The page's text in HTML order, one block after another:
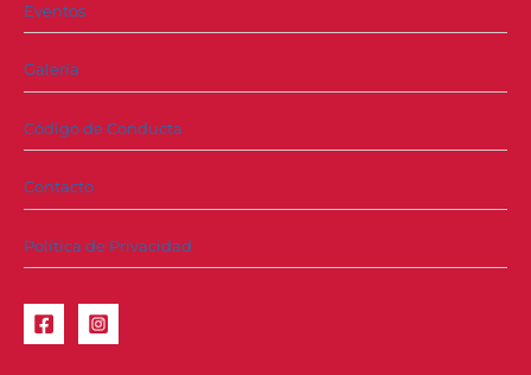
Eventos
Galería
Código de Conducta
Contacto
Política de Privacidad